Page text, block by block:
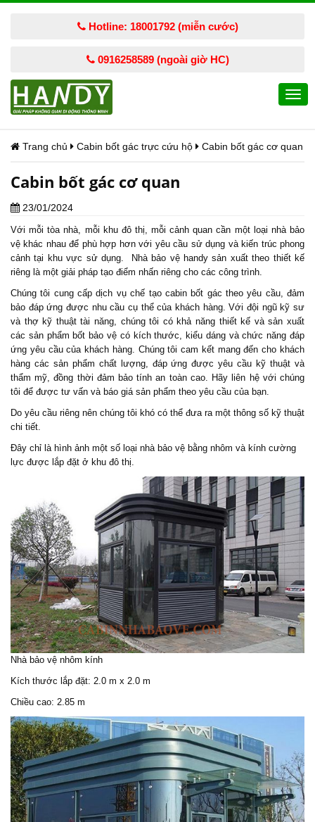
Hotline: 18001792 (miễn cước)
0916258589 (ngoài giờ HC)
Trang chủ Cabin bốt gác trực cứu hộ Cabin bốt gác cơ quan
Cabin bốt gác cơ quan
23/01/2024
Với mỗi tòa nhà, mỗi khu đô thị, mỗi cảnh quan cần một loại nhà bảo
vệ khác nhau để phù hợp hơn với yêu cầu sử dụng và kiến trúc phong
cảnh tại khu vực sử dụng.
Nhà bảo vệhandy sản xuất theo thiết kế
riêng là một giải pháp tạo điểm nhấn riêng cho các công trình.
Chúng tôi cung cấp dịch vụ chế tạo cabin bốt gác theo yêu cầu, đảm
bảo đáp ứng được nhu cầu cụ thể của khách hàng. Với đội ngũ kỹ sư
và thợ kỹ thuật tài năng, chúng tôi có khả năng thiết kế và sản xuất
các sản phẩm bốt bảo vệcó kích thước, kiểu dáng và chức năng đáp
ứng yêu cầu của khách hàng. Chúng tôi cam kết mang đến cho khách
hàng các sản phẩm chất lượng, đáp ứng được yêu cầu kỹ thuật và
thẩm mỹ, đồng thời đảm bảo tính an toàn cao. Hãy liên hệ với chúng
tôi để được tư vấn và báo giá sản phẩm theo yêu cầu của bạn.
Do yêu cầu riêng nên chúng tôi khó có thể đưa ra một thông số kỹ thuật
chi tiết.
Đây chỉ là hình ảnh một số loại nhà bảo vệ bằng nhôm và kính cường
lực được lắp đặt ở khu đô thị.
Nhà bảo vệ nhôm kính
Kích thước lắp đặt: 2.0 m x 2.0 m
Chiều cao: 2.85 m